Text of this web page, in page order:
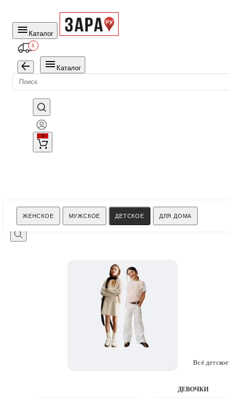
Каталог
8
Каталог
0
ЖЕНСКОЕ МУЖСКОЕ ДЕТСКОЕ ДЛЯ ДОМА
Поиск
Всё детское
ДЕВОЧКИ